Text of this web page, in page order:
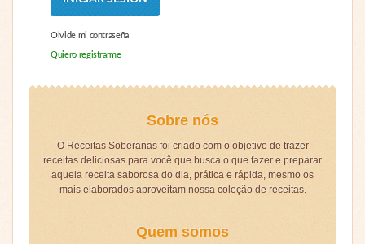
Olvide mi contraseña
Quiero registrarme
Sobre nós
O Receitas Soberanas foi criado com o objetivo de trazer
receitas deliciosas para você que busca o que fazer e preparar
aquela receita saborosa do dia, prática e rápida, mesmo os
mais elaborados aproveitam nossa coleção de receitas.
Quem somos